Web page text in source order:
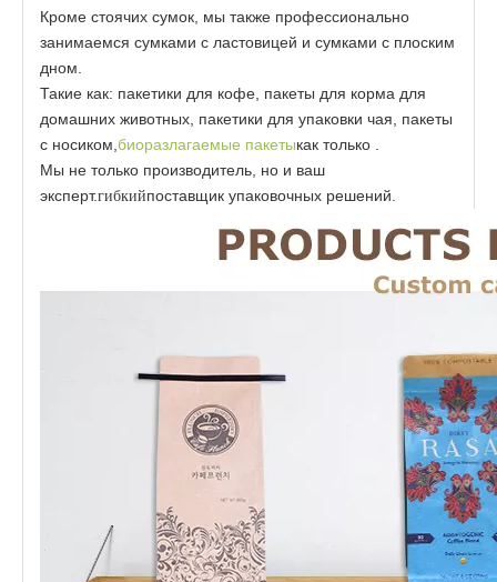
Кроме стоячих сумок, мы также профессионально
занимаемся сумками с ластовицей и сумками с плоским
дном.
Такие как: пакетики для кофе, пакеты для корма для
домашних животных, пакетики для упаковки чая, пакеты
с носиком, биоразлагаемые пакетыкак только .
Мы не только производитель, но и ваш
эксперт.гибкийпоставщик упаковочных решений.